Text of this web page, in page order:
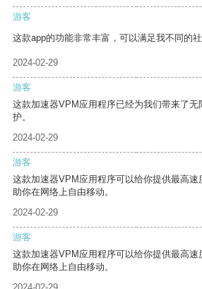
游客
这款app的功能非常丰富，可以满足我不同的社
2024-02-29
游客
这款加速器VPM应用程序已经为我们带来了
护。
2024-02-29
游客
这款加速器VPM应用程序可以给你提供最高
助你在网络上自由移动。
2024-02-29
游客
这款加速器VPM应用程序可以给你提供最高
助你在网络上自由移动。